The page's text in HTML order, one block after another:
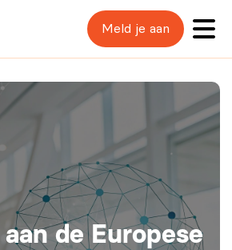
Meld je aan
de Europese